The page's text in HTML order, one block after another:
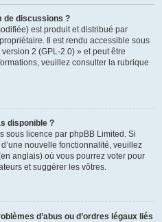
de discussions ?
est produit et distribué par
Il est rendu accessible sous
2 (GPL-2.0) » et peut être
veuillez consulter la rubrique
disponible ?
sous licence par phpBB Limited. Si
nouvelle fonctionnalité, veuillez
anglais) où vous pourrez voter pour
et suggérer les vôtres.
d’abus ou d’ordres légaux liés